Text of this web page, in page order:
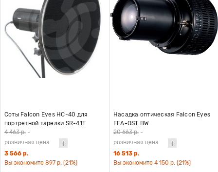
Соты Falcon Eyes HC-40 для
портретной тарелки SR-41T
4 463 р. -
розничная цена
3 566 р.
Вы экономите 897 р. (21%)
Насадка оптическая Falcon Eyes
FEA-OST BW
20 663 р. -
розничная цена
16 513 р.
Вы экономите 4 150 р. (21%)